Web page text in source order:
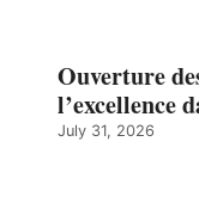
Ouverture
l’excellence
July 31, 2026